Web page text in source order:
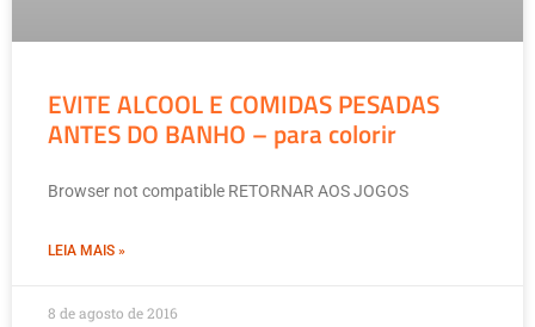
EVITE ALCOOL E COMIDAS PESADAS
ANTES DO BANHO – para colorir
Browser not compatible RETORNAR AOS JOGOS
LEIA MAIS »
8 de agosto de 2016